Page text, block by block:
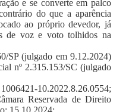
e se converte em palco
do que a aparência
ao próprio devedor, já
de voz e voto tolhidos na
SP (julgado em 9.12.2024)
nº 2.315.153/SC (julgado
10.2022.8.26.0554;
Reservada de Direito